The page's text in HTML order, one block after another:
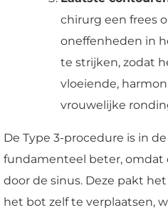
chirurg een frees
oneffenheden in
te strijken, zodat
vloeiende,
vrouwelijke
De Type 3-procedure is in
fundamenteel beter,
door de sinus. Deze pakt
het bot zelf te verplaatsen,